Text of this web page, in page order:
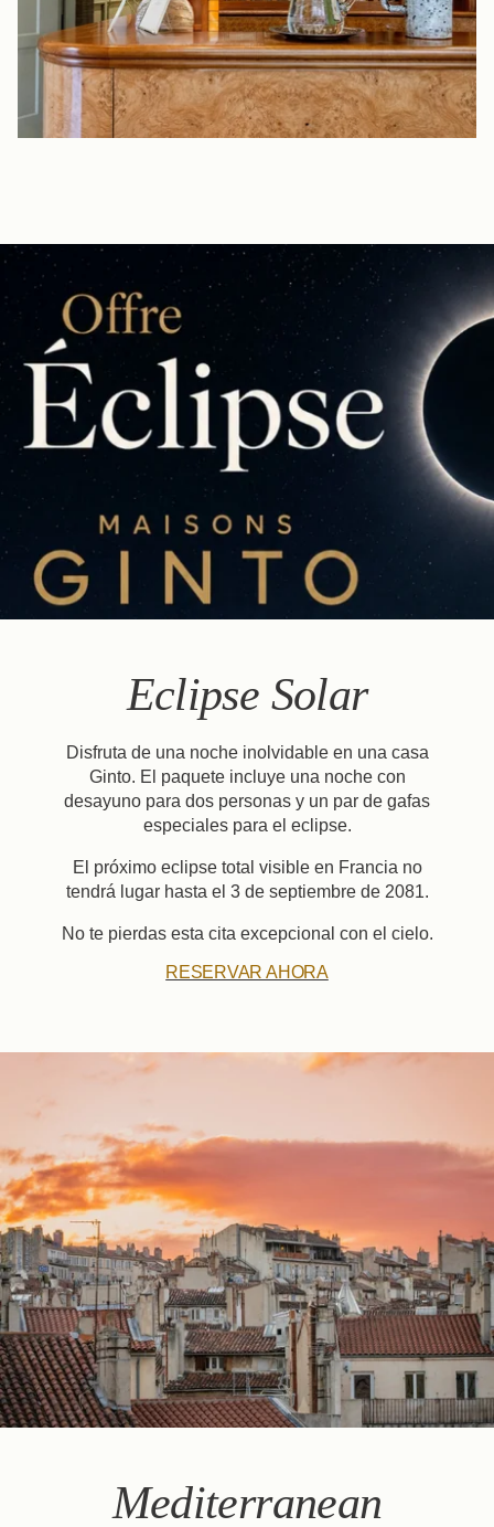
Eclipse Solar
Disfruta de una noche inolvidable en una casa
Ginto. El paquete incluye una noche con
desayuno para dos personas y un par de gafas
especiales para el eclipse.
El próximo eclipse total visible en Francia no
tendrá lugar hasta el 3 de septiembre de 2081.
No te pierdas esta cita excepcional con el cielo.
RESERVAR AHORA
Mediterranean